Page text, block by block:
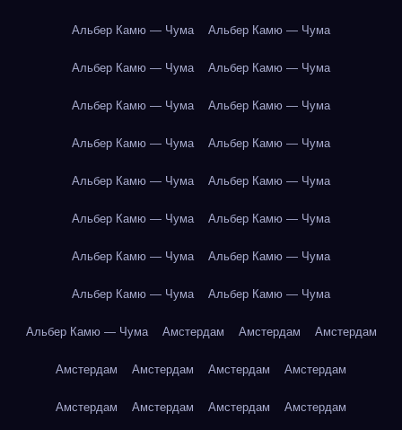
Альбер Камю — Чума Альбер Камю — Чума
Альбер Камю — Чума Альбер Камю — Чума
Альбер Камю — Чума Альбер Камю — Чума
Альбер Камю — Чума Альбер Камю — Чума
Альбер Камю — Чума Альбер Камю — Чума
Альбер Камю — Чума Альбер Камю — Чума
Альбер Камю — Чума Альбер Камю — Чума
Альбер Камю — Чума Альбер Камю — Чума
Альбер Камю — Чума Амстердам Амстердам Амстердам
Амстердам Амстердам Амстердам Амстердам
Амстердам Амстердам Амстердам Амстердам